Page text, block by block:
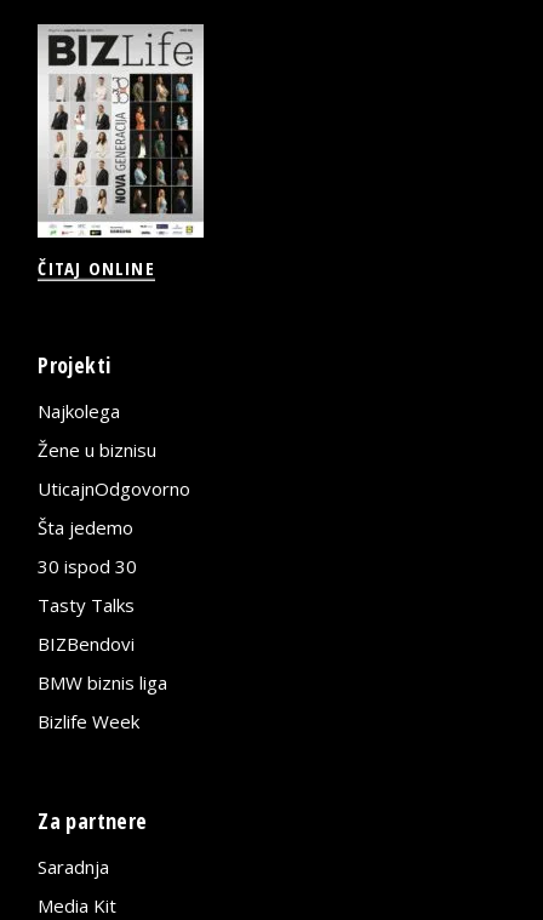
ČITAJ ONLINE
Projekti
Najkolega
Žene u biznisu
UticajnOdgovorno
Šta jedemo
30 ispod 30
Tasty Talks
BIZBendovi
BMW biznis liga
Bizlife Week
Za partnere
Saradnja
Media Kit